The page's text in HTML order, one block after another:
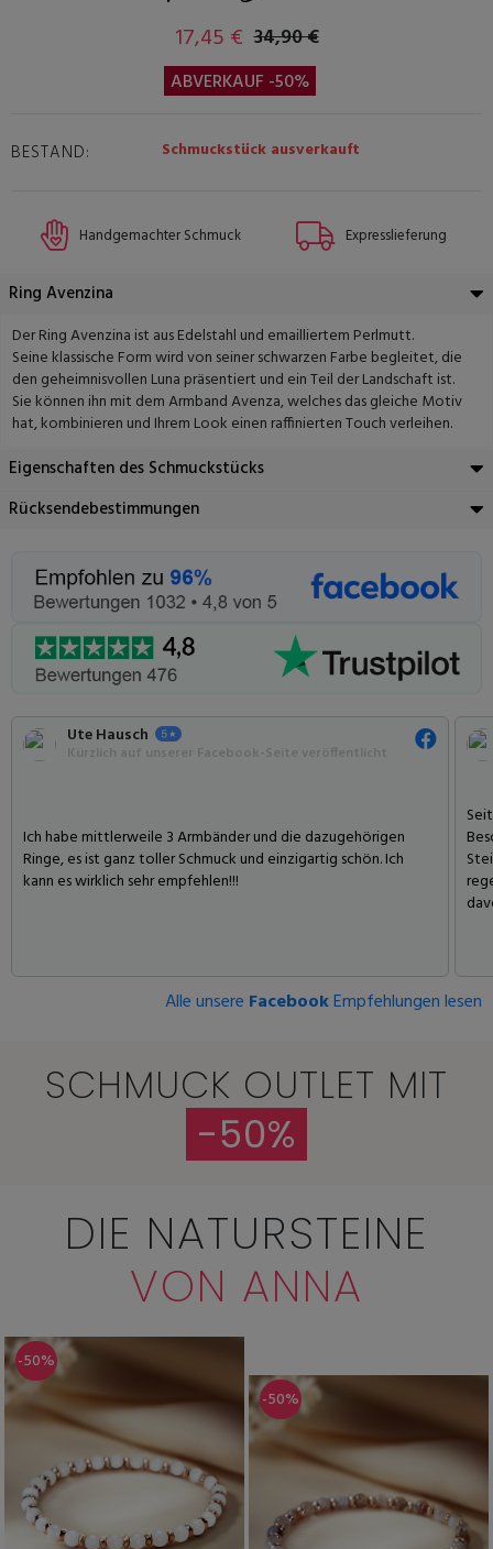
17,45 € 34,90 €
ABVERKAUF -50%
BESTAND: Schmuckstück ausverkauft
Handgemachter Schmuck Expresslieferung
Ring Avenzina
Der Ring Avenzina ist aus Edelstahl und emailliertem Perlmutt.
Seine klassische Form wird von seiner schwarzen Farbe begleitet, die
den geheimnisvollen Luna präsentiert und ein Teil der Landschaft ist.
Sie können ihn mit dem Armband Avenza, welches das gleiche Motiv
hat, kombinieren und Ihrem Look einen raffinierten Touch verleihen.
Eigenschaften des Schmuckstücks
Rücksendebestimmungen
Ute Hausch
Ich habe mittlerweile 3 Armbänder und die dazugehörigen
Ringe, es ist ganz toller Schmuck und einzigartig schön. Ich
kann es wirklich sehr empfehlen!!!
Alle unsere FacebookEmpfehlungen lesen
SCHMUCK OUTLET MIT
-50%
DIE NATURSTEINE
VON ANNA
-50%
-50%